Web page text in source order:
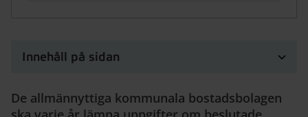
Innehåll på sidan
De allmännyttiga kommunala bostadsbolagen